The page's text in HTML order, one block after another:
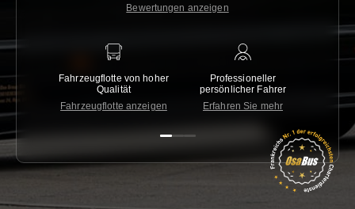
Bewertungen anzeigen
Fahrzeugflotte von hoher
Qualität
Fahrzeugflotte anzeigen
Professioneller
persönlicher Fahrer
Erfahren Sie mehr